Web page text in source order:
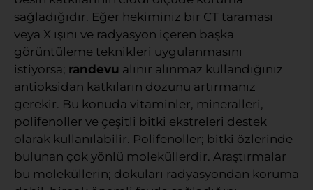
sağladığıdır. Eğer hekiminiz bir CT taraması
veya X ışını ve radyasyon içeren başka
görüntüleme teknikleri uygulanmasını
istiyorsa; randevu alınır alınmaz kullandığınız
antioksidan katkıların dozunu artırmanız
gerekir. Bu konuda vitaminler, mineralleri,
polifenoller ve çeşitli bitki ekstreleri destek
olarak kullanılabilir. Polifenoller; bitki özlerinde
bulunan çok yönlü moleküllerdir. Araştırmalar
bu moleküllerin; dokuları radyasyondan koruma